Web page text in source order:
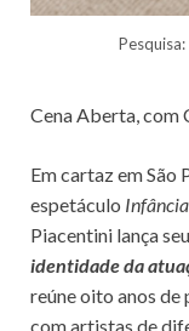
Cena Aberta, com
Em cartaz em São
espetáculo Infância
Piacentini lança
identidade da
reúne oito anos de
com artistas de